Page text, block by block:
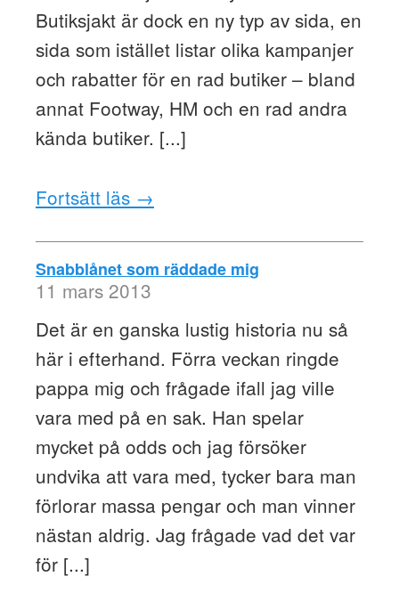
Butiksjakt är dock en ny typ av sida, en
sida som istället listar olika kampanjer
och rabatter för en rad butiker – bland
annat Footway, HM och en rad andra
kända butiker. [...]
Fortsätt läs →
Snabblånet som räddade mig
11 mars 2013
Det är en ganska lustig historia nu så
här i efterhand. Förra veckan ringde
pappa mig och frågade ifall jag ville
vara med på en sak. Han spelar
mycket på odds och jag försöker
undvika att vara med, tycker bara man
förlorar massa pengar och man vinner
nästan aldrig. Jag frågade vad det var
för [...]